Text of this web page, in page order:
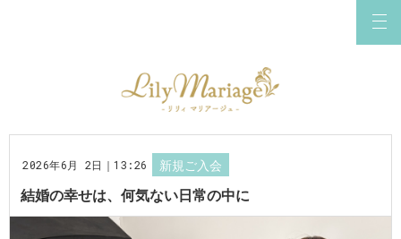
2026年6月 2日｜13:26 新規ご入会
結婚の幸せは、何気ない日常の中に